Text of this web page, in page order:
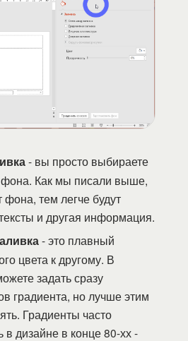
- вы просто выбираете
Как мы писали выше,
тем легче будут
и другая информация.
- это плавный
цвета к другому. В
задать сразу
градиента, но лучше этим
Градиенты часто
в дизайне в конце 80-хх -